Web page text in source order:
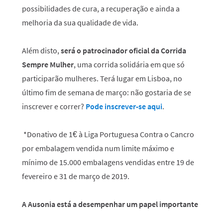
possibilidades de cura, a recuperação e ainda a
melhoria da sua qualidade de vida.
Além disto,será o patrocinador oficial da Corrida
Sempre Mulher, uma corrida solidária em que só
participarão mulheres. Terá lugar em Lisboa, no
último fim de semana de março: não gostaria de se
inscrever e correr? Pode inscrever-se aqui.
*Donativo de 1€ à Liga Portuguesa Contra o Cancro
por embalagem vendida num limite máximo e
mínimo de 15.000 embalagens vendidas entre 19 de
fevereiro e 31 de março de 2019.
A Ausonia está a desempenhar um papel importante